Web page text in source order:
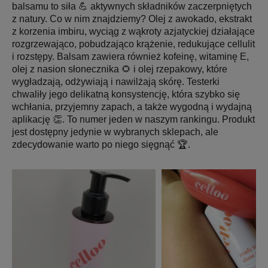
balsamu to siła 💪 aktywnych składników zaczerpniętych
z natury. Co w nim znajdziemy? Olej z awokado, ekstrakt
z korzenia imbiru, wyciąg z wąkroty azjatyckiej działające
rozgrzewająco, pobudzająco krążenie, redukujące cellulit
i rozstępy. Balsam zawiera również kofeinę, witaminę E,
olej z nasion słonecznika 🌻 i olej rzepakowy, które
wygładzają, odżywiają i nawilżają skórę. Testerki
chwaliły jego delikatną konsystencję, która szybko się
wchłania, przyjemny zapach, a także wygodną i wydajną
aplikację 👏. To numer jeden w naszym rankingu. Produkt
jest dostępny jedynie w wybranych sklepach, ale
zdecydowanie warto po niego sięgnąć 🏆.